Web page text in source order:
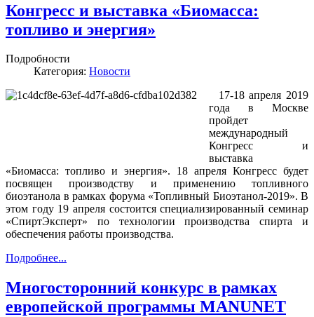
Конгресс и выставка «Биомасса:
топливо и энергия»
Подробности
Категория: Новости
17-18 апреля 2019
года в Москве
пройдет
международный
Конгресс и
выставка
«Биомасса: топливо и энергия». 18 апреля Конгресс будет
посвящен производству и применению топливного
биоэтанола в рамках форума «Топливный Биоэтанол-2019». В
этом году 19 апреля состоится специализированный семинар
«СпиртЭксперт» по технологии производства спирта и
обеспечения работы производства.
Подробнее...
Многосторонний конкурс в рамках
европейской программы MANUNET